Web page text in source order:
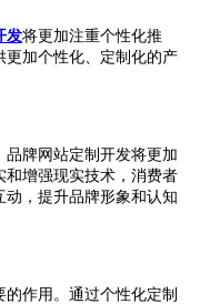
发将更加注重个性化推
更加个性化、定制化的产
品牌网站定制开发将更加
和增强现实技术，消费者
，提升品牌形象和认知
作用。通过个性化定制